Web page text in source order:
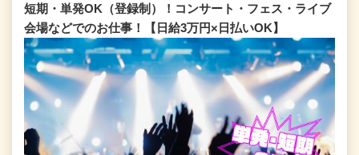
短期・単発OK（登録制）！コンサート・フェス・ライブ
会場などでのお仕事！【日給3万円×日払いOK】